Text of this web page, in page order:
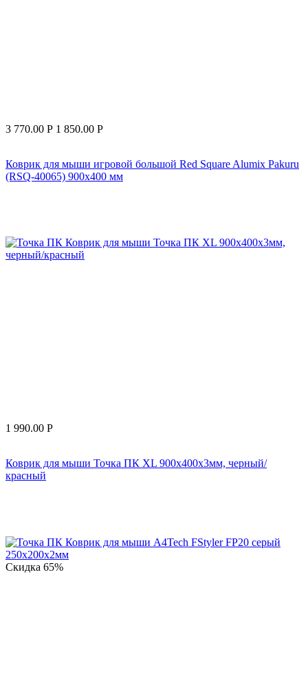
3 770.00 Р 1 850.00 Р
Коврик для мыши игровой большой Red Square Alumix Pakuru
(RSQ-40065) 900х400 мм
1 990.00 Р
Коврик для мыши Точка ПК XL 900x400x3мм, черный/
красный
Скидка 65%